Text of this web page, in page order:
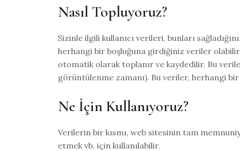
Nasıl Topluyoruz?
Sizinle ilgili kullanıcı verileri, bunları
herhangi bir boşluğuna girdiğiniz veriler
otomatik olarak toplanır ve kaydedilir. Bu
görüntülenme zamanı). Bu veriler, herhangi
Ne İçin Kullanıyoruz?
Verilerin bir kısmı, web sitesinin tam
etmek vb. için kullanılabilir.